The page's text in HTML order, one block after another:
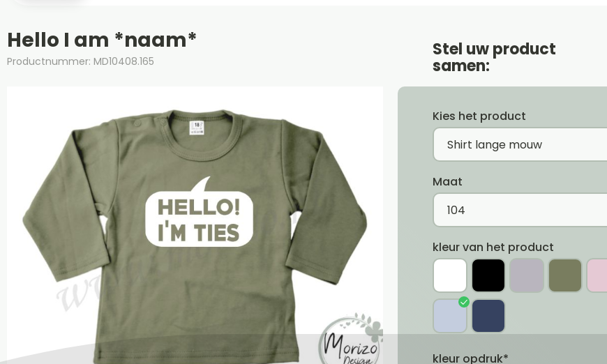
Hello I am *naam*
Productnummer: MD10408.165
Stel uw product
samen:
Kies het product
Maat
kleur van het product
kleur opdruk*